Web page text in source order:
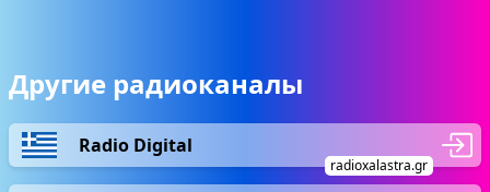
Другие радиоканалы
Radio Digital
radioxalastra.gr